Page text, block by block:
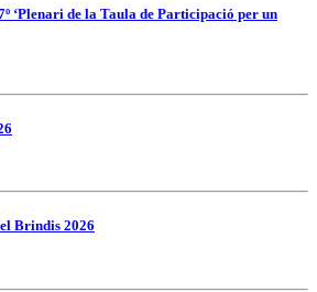
‘Plenari de la Taula de Participació per un
Brindis 2026